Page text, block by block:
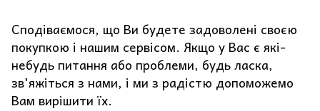
Сподіваємося, що Ви будете задоволені своєю
покупкою і нашим сервісом. Якщо у Вас є які-
небудь питання або проблеми, будь ласка,
зв'яжіться з нами, і ми з радістю допоможемо
Вам вирішити їх.